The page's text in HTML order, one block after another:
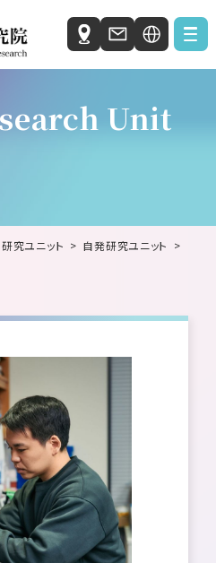
機構 (IIIS)
研究センター（MiCS）
て
English
Unit
研究ユニット
自発研究ユニット